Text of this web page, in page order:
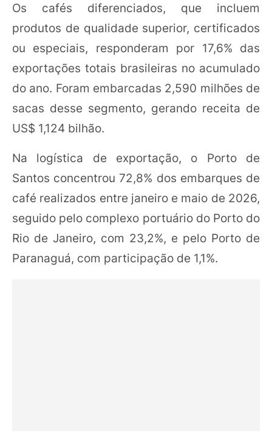
Os cafés diferenciados, que incluem
produtos de qualidade superior, certificados
ou especiais, responderam por 17,6% das
exportações totais brasileiras no acumulado
do ano. Foram embarcadas 2,590 milhões de
sacas desse segmento, gerando receita de
US$ 1,124 bilhão.
Na logística de exportação, o Porto de
Santos concentrou 72,8% dos embarques de
café realizados entre janeiro e maio de 2026,
seguido pelo complexo portuário do Porto do
Rio de Janeiro, com 23,2%, e pelo Porto de
Paranaguá, com participação de 1,1%.